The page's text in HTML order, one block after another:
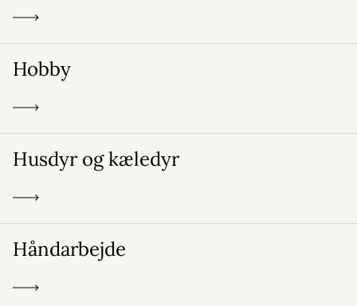
Hobby
Husdyr og kæledyr
Håndarbejde